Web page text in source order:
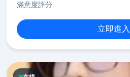
滿意度評分
立即進入